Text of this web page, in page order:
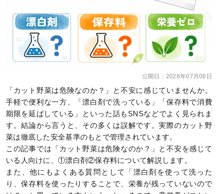
公開日： 2026年07月06日
「カット野菜は危険なのか？」と不安に感じていませんか。
手軽で便利な一方、「漂白剤で洗っている」「保存料で消費
期限を延ばしている」といった話もSNSなどでよく見られま
す。結論から言うと、その多くは誤解です。実際のカット野
菜は徹底した安全基準のもとで管理されています。
この記事では「カット野菜は危険なのか？」と不安を感じて
いる人向けに、①漂白剤②保存料について解説します。
また、他にもよくある質問として「漂白剤を使って洗った
り、保存料を使ったりすることで、栄養が残っていないので